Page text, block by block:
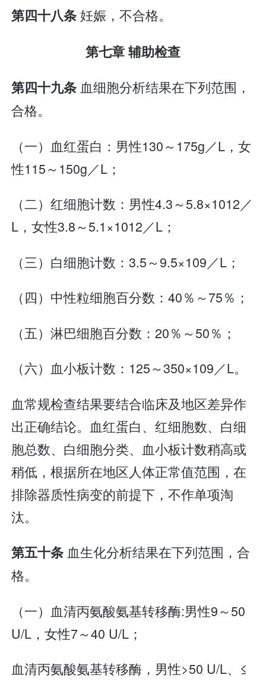
第四十八条妊娠，不合格。
第七章 辅助检查
第四十九条血细胞分析结果在下列范围，
合格。
（一）血红蛋白：男性130～175g／L，女
性115～150g／L；
（二）红细胞计数：男性4.3～5.8×1012／
L，女性3.8～5.1×1012／L；
（三）白细胞计数：3.5～9.5×109／L；
（四）中性粒细胞百分数：40％～75％；
（五）淋巴细胞百分数：20％～50％；
（六）血小板计数：125～350×109／L。
血常规检查结果要结合临床及地区差异作
出正确结论。血红蛋白、红细胞数、白细
胞总数、白细胞分类、血小板计数稍高或
稍低，根据所在地区人体正常值范围，在
排除器质性病变的前提下，不作单项淘
汰。
第五十条血生化分析结果在下列范围，合
格。
（一）血清丙氨酸氨基转移酶:男性9～50
U/L，女性7～40 U/L；
血清丙氨酸氨基转移酶，男性>50 U/L、≤